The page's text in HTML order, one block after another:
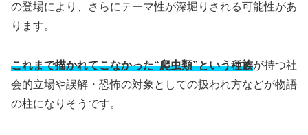
の登場により、さらにテーマ性が深堀りされる可能性があ
ります。
これまで描かれてこなかった“爬虫類”という種族が持つ社
会的立場や誤解・恐怖の対象としての扱われ方などが物語
の柱になりそうです。